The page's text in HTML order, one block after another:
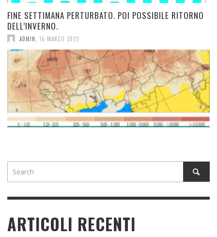
FINE SETTIMANA PERTURBATO. POI POSSIBILE RITORNO
DELL’INVERNO.
ADMIN 16 MARZO 2022
ARTICOLI RECENTI